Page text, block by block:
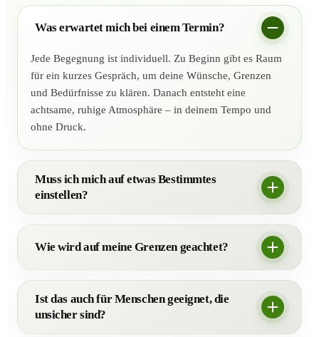
Was erwartet mich bei einem Termin?
Jede Begegnung ist individuell. Zu Beginn gibt es Raum
für ein kurzes Gespräch, um deine Wünsche, Grenzen
und Bedürfnisse zu klären. Danach entsteht eine
achtsame, ruhige Atmosphäre – in deinem Tempo und
ohne Druck.
Muss ich mich auf etwas Bestimmtes
einstellen?
Wie wird auf meine Grenzen geachtet?
Ist das auch für Menschen geeignet, die
unsicher sind?